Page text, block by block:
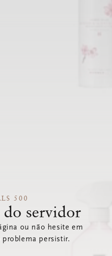
500
servidor
ou não hesite em
problema persistir.